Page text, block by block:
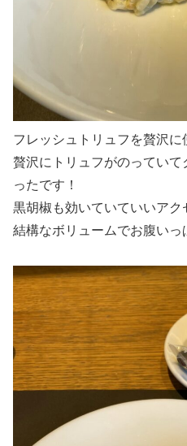
フレッシュトリュフを贅沢に
贅沢にトリュフがのってい
ったです！
黒胡椒も効いていていいアク
結構なボリュームでお腹いっ